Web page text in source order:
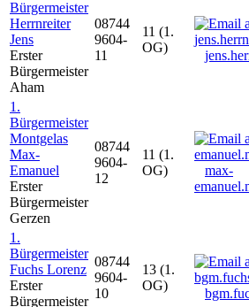
Bürgermeister
Herrnreiter
Jens
Erster
Bürgermeister
Aham
08744
9604-
11
11 (1.
OG)
1.
Bürgermeister
Montgelas
Max-
Emanuel
Erster
Bürgermeister
Gerzen
08744
9604-
12
11 (1.
OG)
max-
1.
Bürgermeister
Fuchs Lorenz
Erster
Bürgermeister
08744
9604-
10
13 (1.
OG)